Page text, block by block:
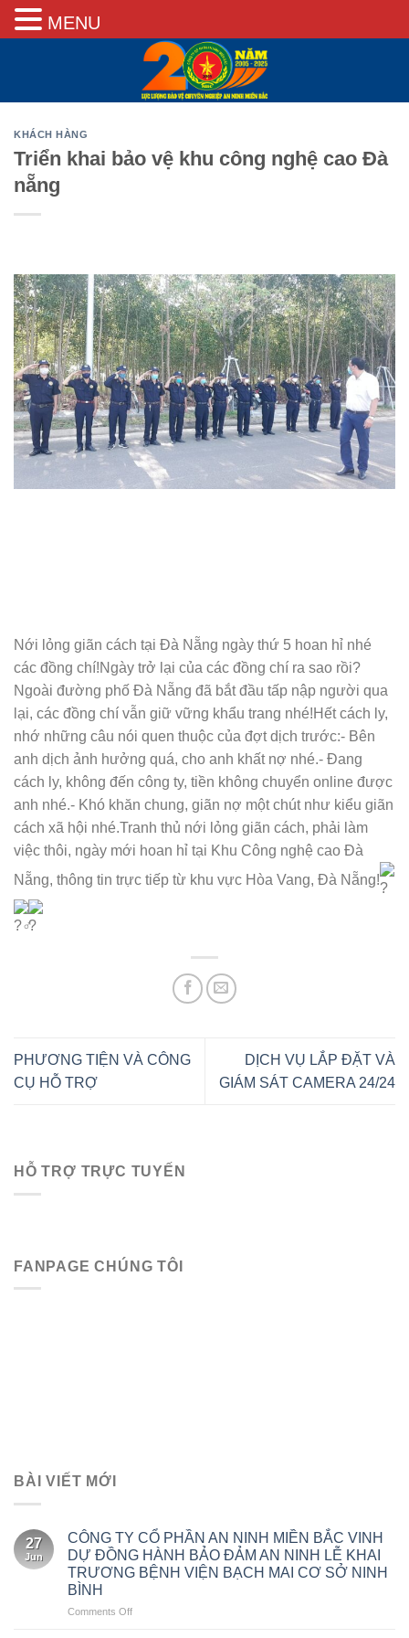
KHÁCH HÀNG
Triển khai bảo vệ khu công nghệ cao Đà
nẵng
Nới lỏng giãn cách tại Đà Nẵng ngày thứ 5 hoan hỉ nhé
các đồng chí!Ngày trở lại của các đồng chí ra sao rồi?
Ngoài đường phố Đà Nẵng đã bắt đầu tấp nập người qua
lại, các đồng chí vẫn giữ vững khẩu trang nhé!Hết cách ly,
nhớ những câu nói quen thuộc của đợt dịch trước:- Bên
anh dịch ảnh hưởng quá, cho anh khất nợ nhé.- Đang
cách ly, không đến công ty, tiền không chuyển online được
anh nhé.- Khó khăn chung, giãn nợ một chút như kiểu giãn
cách xã hội nhé.Tranh thủ nới lỏng giãn cách, phải làm
việc thôi, ngày mới hoan hỉ tại Khu Công nghệ cao Đà
Nẵng, thông tin trực tiếp từ khu vực Hòa Vang, Đà Nẵng!
PHƯƠNG TIỆN VÀ CÔNG
CỤ HỖ TRỢ
DỊCH VỤ LẮP ĐẶT VÀ
GIÁM SÁT CAMERA 24/24
HỖ TRỢ TRỰC TUYẾN
FANPAGE CHÚNG TÔI
BÀI VIẾT MỚI
27
Jun
CÔNG TY CỔ PHẦN AN NINH MIỀN BẮC VINH
DỰ ĐỒNG HÀNH BẢO ĐẢM AN NINH LỄ KHAI
TRƯƠNG BỆNH VIỆN BẠCH MAI CƠ SỞ NINH
BÌNH
Comments Offon
MENU